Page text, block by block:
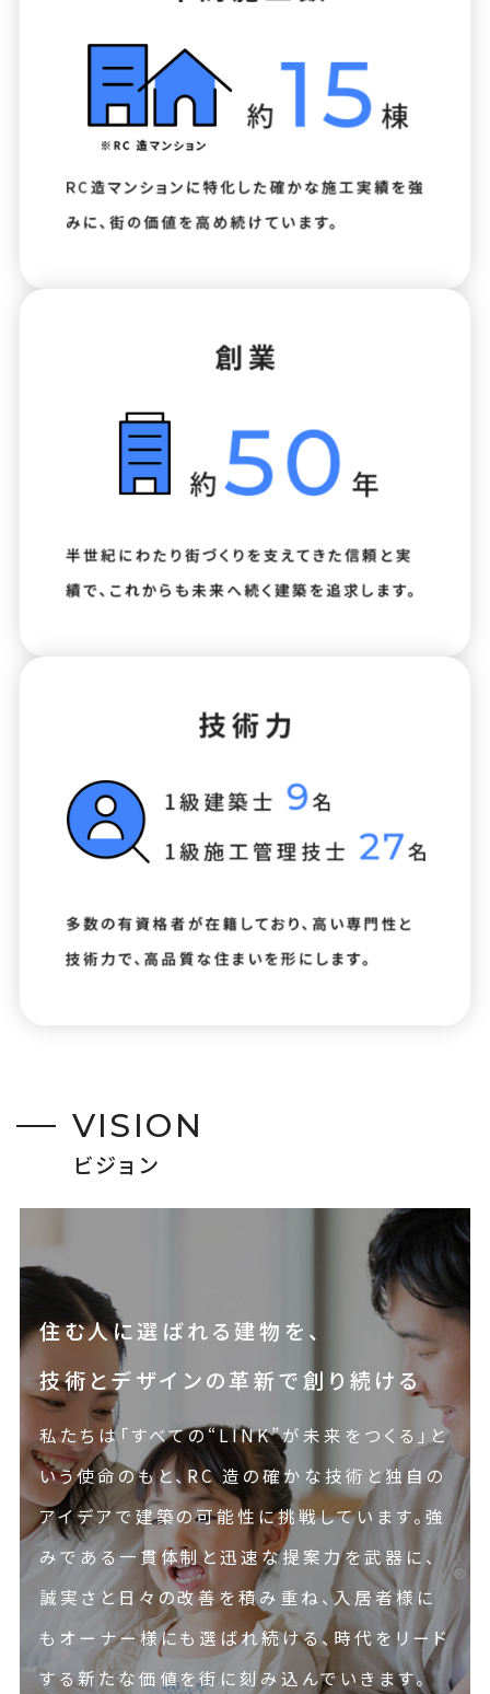
VISION
ビジョ ン
住む人に選ばれる建物を、
技術とデザインの革新で創り続ける
私たちは「すべての“LINK”が未来をつくる」と
いう使命のもと、RC 造の確かな技術と独自の
アイデアで建築の可能性に挑戦しています。強
みである一貫体制と迅速な提案力を武器に、
誠実さと日々の改善を積み重ね、入居者様に
もオーナー様にも選ばれ続ける、時代をリード
する新たな価値を街に刻み込んでいきます。